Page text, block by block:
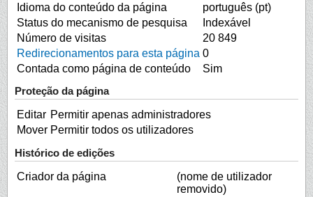
Idioma do conteúdo da página
português (pt)
Status do mecanismo de pesquisa
Indexável
Número de visitas
20 849
Redirecionamentos para esta página 0
Contada como página de conteúdo
Sim
Proteção da página
Editar Permitir apenas administradores
Mover Permitir todos os utilizadores
Histórico de edições
Criador da página
(nome de utilizador
removido)